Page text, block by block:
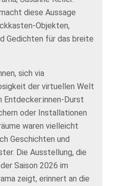
diese Aussage
Objekten,
Gedichten für das breite
sich via
der virtuellen Welt
Entdecker:innen-Durst
oder Installationen
waren vielleicht
Geschichten und
Die Ausstellung, die
Saison 2026 im
zeigt, erinnert an die